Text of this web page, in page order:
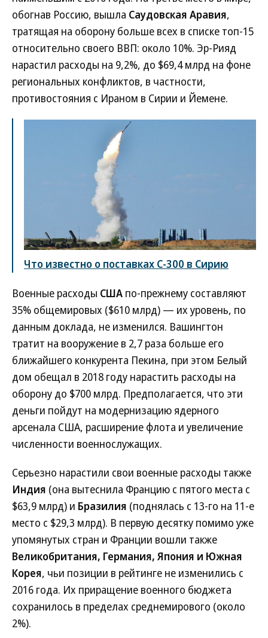
обогнав Россию, вышла Саудовская Аравия,
тратящая на оборону больше всех в списке топ-15
относительно своего ВВП: около 10%. Эр-Рияд
нарастил расходы на 9,2%, до $69,4 млрд на фоне
региональных конфликтов, в частности,
противостояния с Ираном в Сирии и Йемене.
Что известно о поставках С-300 в Сирию
Военные расходы США по-прежнему составляют
35% общемировых ($610 млрд) — их уровень, по
данным доклада, не изменился. Вашингтон
тратит на вооружение в 2,7 раза больше его
ближайшего конкурента Пекина, при этом Белый
дом обещал в 2018 году нарастить расходы на
оборону до $700 млрд. Предполагается, что эти
деньги пойдут на модернизацию ядерного
арсенала США, расширение флота и увеличение
численности военнослужащих.
Серьезно нарастили свои военные расходы также
Индия (она вытеснила Францию с пятого места с
$63,9 млрд) и Бразилия (поднялась с 13-го на 11-е
место с $29,3 млрд). В первую десятку помимо уже
упомянутых стран и Франции вошли также
Великобритания, Германия, Япония и Южная
Корея, чьи позиции в рейтинге не изменились с
2016 года. Их приращение военного бюджета
сохранилось в пределах среднемирового (около
2%).